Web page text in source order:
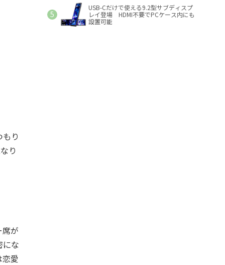
り
り
が
にな
愛
USB-Cだけで使える9.2型サブディスプ
レイ登場 HDMI不要でPCケース内にも
設置可能